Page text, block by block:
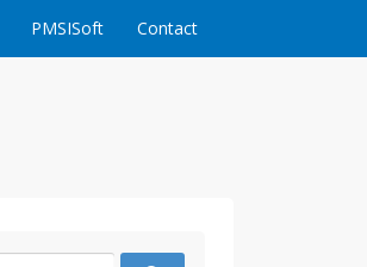
PMSISoft Contact